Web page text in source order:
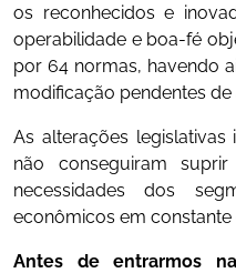
os reconhecidos e
operabilidade e boa-fé
por 64 normas, havendo
modificação pendentes de
As alterações legislativas
não conseguiram
necessidades dos
econômicos em constante
Antes de entrarmos